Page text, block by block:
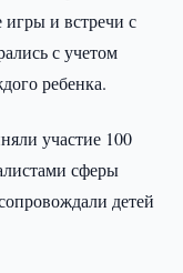
игры и встречи с
с учетом
ребенка.
участие 100
сферы
детей